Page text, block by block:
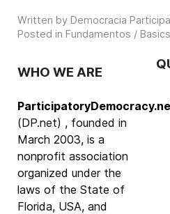
Written by Democracia
Posted in Fundamentos / Basics
WHO WE ARE
(DP.net) , founded in
March 2003, is a
nonprofit association
organized under the
laws of the State of
Florida, USA, and